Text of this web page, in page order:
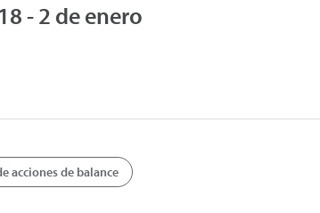
- 2 de enero
acciones de balance